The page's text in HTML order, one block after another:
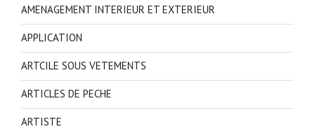
AMENAGEMENT INTERIEUR ET EXTERIEUR
APPLICATION
ARTCILE SOUS VETEMENTS
ARTICLES DE PECHE
ARTISTE